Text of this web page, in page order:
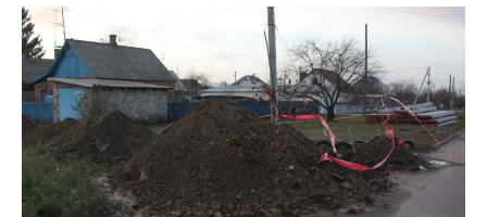
Пересечение улиц Чалого и Северной